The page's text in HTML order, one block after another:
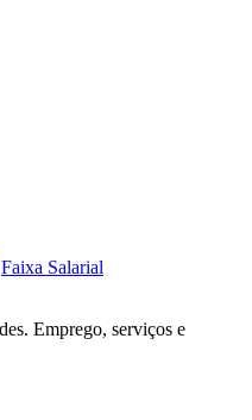
Faixa Salarial
Emprego, serviços e